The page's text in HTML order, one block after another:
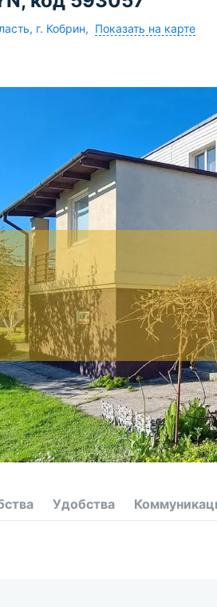
, г. Кобрин, Показать на карте
Удобства